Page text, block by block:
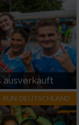
ausverkauft
RUN-DEUTSCHLAND